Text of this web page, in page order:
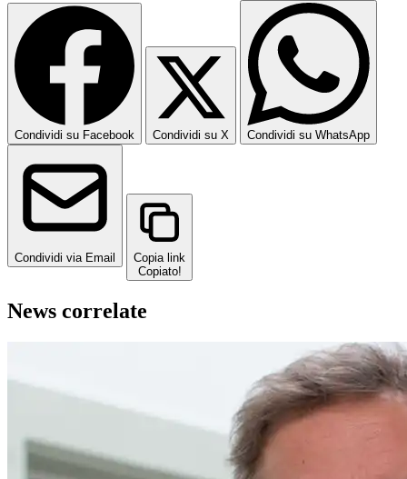
Condividi su Facebook Condividi su X Condividi su WhatsApp
Condividi via Email
Copia link
Copiato!
News correlate